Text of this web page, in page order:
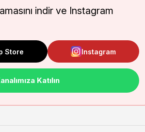
indir ve Instagram
Store Instagram
Katılın